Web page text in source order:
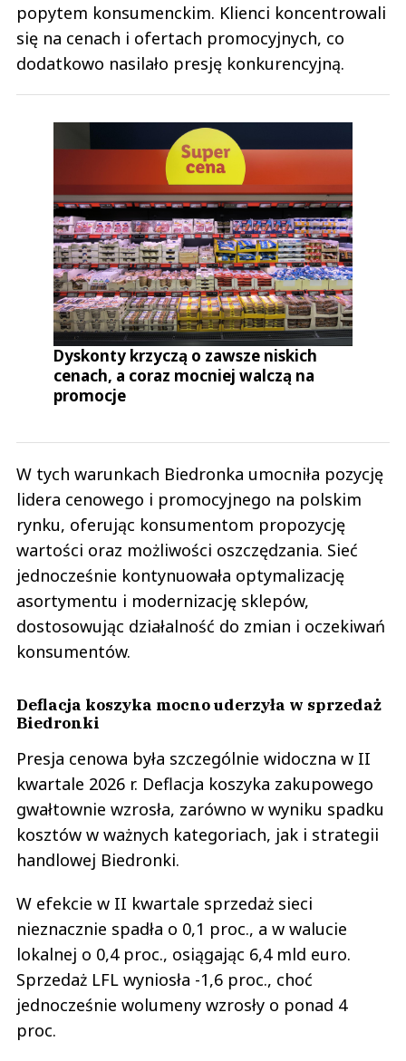
popytem konsumenckim. Klienci koncentrowali
się na cenach i ofertach promocyjnych, co
dodatkowo nasilało presję konkurencyjną.
Dyskonty krzyczą o zawsze niskich
cenach, a coraz mocniej walczą na
promocje
W tych warunkach Biedronka umocniła pozycję
lidera cenowego i promocyjnego na polskim
rynku, oferując konsumentom propozycję
wartości oraz możliwości oszczędzania. Sieć
jednocześnie kontynuowała optymalizację
asortymentu i modernizację sklepów,
dostosowując działalność do zmian i oczekiwań
konsumentów.
Deflacja koszyka mocno uderzyła w sprzedaż
Biedronki
Presja cenowa była szczególnie widoczna w II
kwartale 2026 r. Deflacja koszyka zakupowego
gwałtownie wzrosła, zarówno w wyniku spadku
kosztów w ważnych kategoriach, jak i strategii
handlowej Biedronki.
W efekcie w II kwartale sprzedaż sieci
nieznacznie spadła o 0,1 proc., a w walucie
lokalnej o 0,4 proc., osiągając 6,4 mld euro.
Sprzedaż LFL wyniosła -1,6 proc., choć
jednocześnie wolumeny wzrosły o ponad 4
proc.